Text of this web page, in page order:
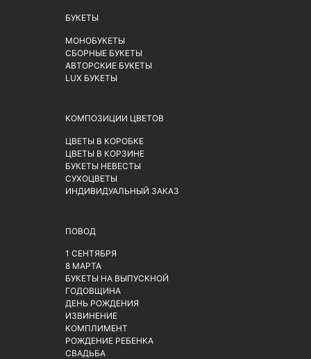
БУКЕТЫ
МОНОБУКЕТЫ
СБОРНЫЕ БУКЕТЫ
АВТОРСКИЕ БУКЕТЫ
LUX БУКЕТЫ
КОМПОЗИЦИИ ЦВЕТОВ
ЦВЕТЫ В КОРОБКЕ
ЦВЕТЫ В КОРЗИНЕ
БУКЕТЫ НЕВЕСТЫ
СУХОЦВЕТЫ
ИНДИВИДУАЛЬНЫЙ ЗАКАЗ
ПОВОД
1 СЕНТЯБРЯ
8 МАРТА
БУКЕТЫ НА ВЫПУСКНОЙ
ГОДОВЩИНА
ДЕНЬ РОЖДЕНИЯ
ИЗВИНЕНИЕ
КОМПЛИМЕНТ
РОЖДЕНИЕ РЕБЕНКА
СВАДЬБА